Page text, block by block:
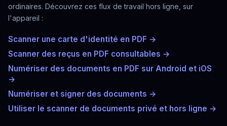
ordinaires. Découvrez ces flux de travail hors ligne, sur
l'appareil :
Scanner une carte d'identité en PDF →
Scanner des reçus en PDF consultables →
Numériser des documents en PDF sur Android et iOS
→
Numériser et signer des documents →
Utiliser le scanner de documents privé et hors ligne →